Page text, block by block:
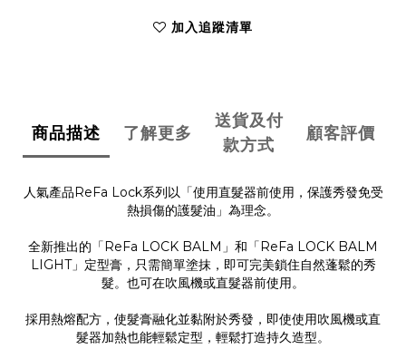
加入追蹤清單
商品描述 了解更多
送貨及付
款方式
顧客評價
人氣產品ReFa Lock系列以「使用直髮器前使用，保護秀發免受
熱損傷的護髮油」為理念。
全新推出的「ReFa LOCK BALM」和「ReFa LOCK BALM
LIGHT」定型膏，只需簡單塗抹，即可完美鎖住自然蓬鬆的秀
髮。也可在吹風機或直髮器前使用。
採用熱熔配方，使髮膏融化並黏附於秀發，即使使用吹風機或直
髮器加熱也能輕鬆定型，輕鬆打造持久造型。